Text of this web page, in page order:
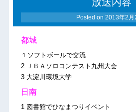
Posted on 2013年2月
都城
１ソフトボールで交流
2 ＪＢＡソロコンテスト九州大会
3 大淀川環境大学
日南
1 図書館でひなまつりイベント